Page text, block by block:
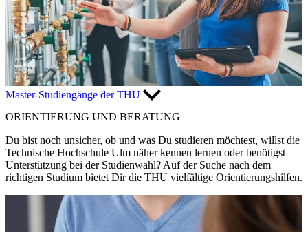
Master-Studiengänge der THU
ORIENTIERUNG UND BERATUNG
Du bist noch unsicher, ob und was Du studieren möchtest, willst die
Technische Hochschule Ulm näher kennen lernen oder benötigst
Unterstützung bei der Studienwahl? Auf der Suche nach dem
richtigen Studium bietet Dir die THU vielfältige Orientierungshilfen.